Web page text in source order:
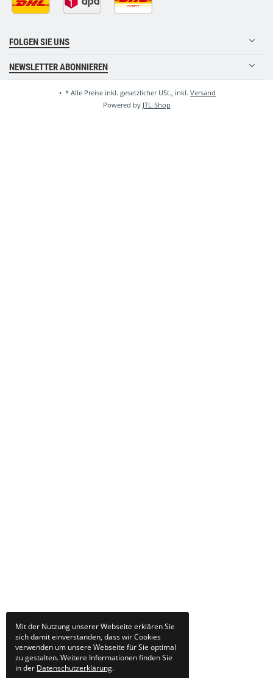
FOLGEN SIE UNS
NEWSLETTER ABONNIEREN
• * Alle Preise inkl. gesetzlicher USt., inkl. Versand
Powered by JTL-Shop
Mit der Nutzung unserer Webseite erklären Sie
sich damit einverstanden, dass wir Cookies
verwenden um unsere Webseite für Sie optimal
zu gestalten. Weitere Informationen finden Sie
in der Datenschutzerklärung.